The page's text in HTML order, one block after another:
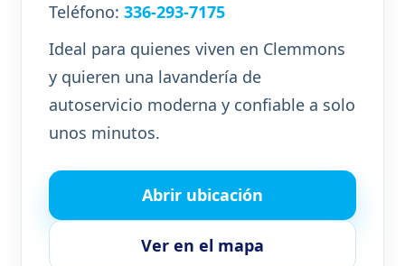
Teléfono:336-293-7175
Ideal para quienes viven en Clemmons
y quieren una lavandería de
autoservicio moderna y confiable a solo
unos minutos.
Abrir ubicación
Ver en el mapa